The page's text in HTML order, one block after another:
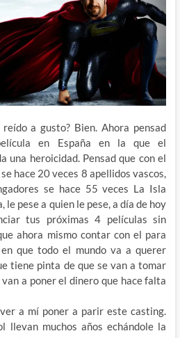
reído a gusto? Bien. Ahora pensad
en España en la queel
una heroicidad. Pensad que con el
hace 20 veces 8 apellidos vascos,
se hace 55 veces La Isla
le pese a quien le pese, a día de hoy
tus próximas 4 películas sin
ahora mismo contar con el para
que todo el mundo va a querer
tiene pinta de que se van a tomar
a poner el dinero que hace falta
a mí poner a parir este casting.
llevan muchos años echándole la